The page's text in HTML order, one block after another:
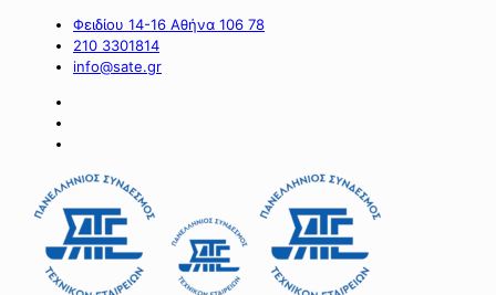
Φειδίου 14-16 Αθήνα 106 78
210 3301814
info@sate.gr